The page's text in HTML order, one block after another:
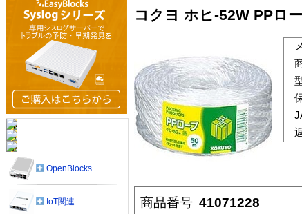
コクヨ ホヒ-52W PPロ
商品番号 41071228
OpenBlocks
IoT関連